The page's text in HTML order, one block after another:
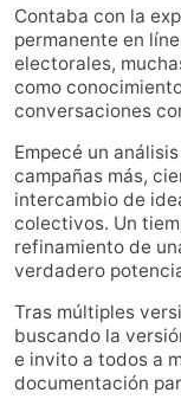
Contaba con la
permanente en
electorales,
como
conversaciones
Empecé un
campañas más,
intercambio de
colectivos. Un
refinamiento de
verdadero
Tras múltiples
buscando la
e invito a todos a
documentación